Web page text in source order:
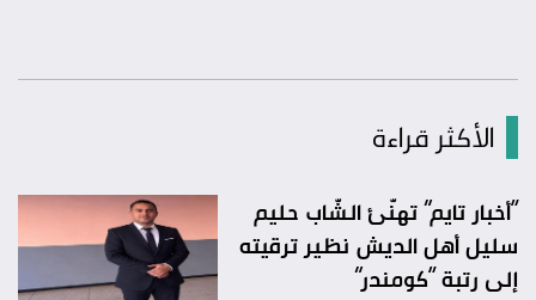
الأكثر قراءة
“أخبار تايم” تهنّئ الشّاب حليم
سليل أهل الديش نظير ترقيته
إلى رتبة “كومندر”